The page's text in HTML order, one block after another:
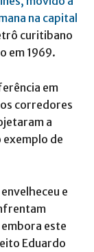
na capital
curitibano
em 1969.
em
corredores
a
exemplo de
e
este
Eduardo